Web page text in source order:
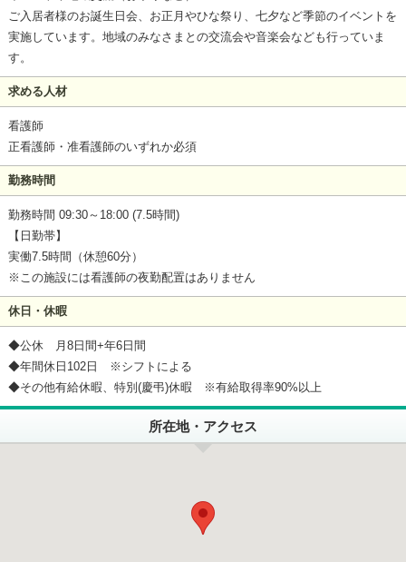
ご入居者様のお誕生日会、お正月やひな祭り、七夕など季節のイベントを
実施しています。地域のみなさまとの交流会や音楽会なども行っていま
す。
求める人材
看護師
正看護師・准看護師のいずれか必須
勤務時間
勤務時間 09:30～18:00 (7.5時間)
【日勤帯】
実働7.5時間（休憩60分）
※この施設には看護師の夜勤配置はありません
休日・休暇
◆公休 月8日間+年6日間
◆年間休日102日 ※シフトによる
◆その他有給休暇、特別(慶弔)休暇 ※有給取得率90%以上
所在地・アクセス